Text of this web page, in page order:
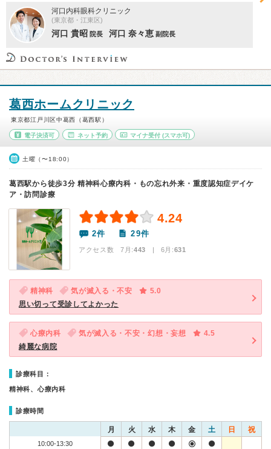
河口内科眼科クリニック
(東京都・江東区)
河口 貴昭 院長 河口 奈々恵 副院長
葛西ホームクリニック
東京都江戸川区中葛西（葛西駅）
電子決済可 ネット予約 マイナ受付 (スマホ可)
土曜（〜18:00）
葛西駅から徒歩3分 精神科心療内科・もの忘れ外来・重度認知症デイケ
ア・訪問診療
4.24
2件 29件
アクセス数 7月:443 | 6月:631
精神科 気が滅入る・不安
5.0
思い切って受診してよかった
心療内科 気が滅入る・不安・幻想・妄想
4.5
綺麗な病院
診療科目：
精神科、心療内科
診療時間
月 火 水 木 金 土 日 祝
10:00-13:30